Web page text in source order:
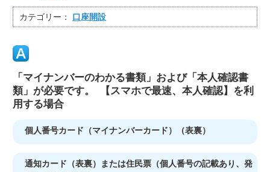
カテゴリー： 口座開設
「マイナンバーのわかる書類」および「本人確認書
類」が必要です。
【スマホで最速、本人確認】を利
用する場合
個人番号カード（マイナンバーカード）（表裏）
通知カード（表裏）または住民票（個人番号の記載あり、発